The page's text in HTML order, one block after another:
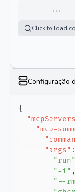
…
Click to load
Configuração
{
"mcp-
"args" :
"run"
"-i" ,
"--